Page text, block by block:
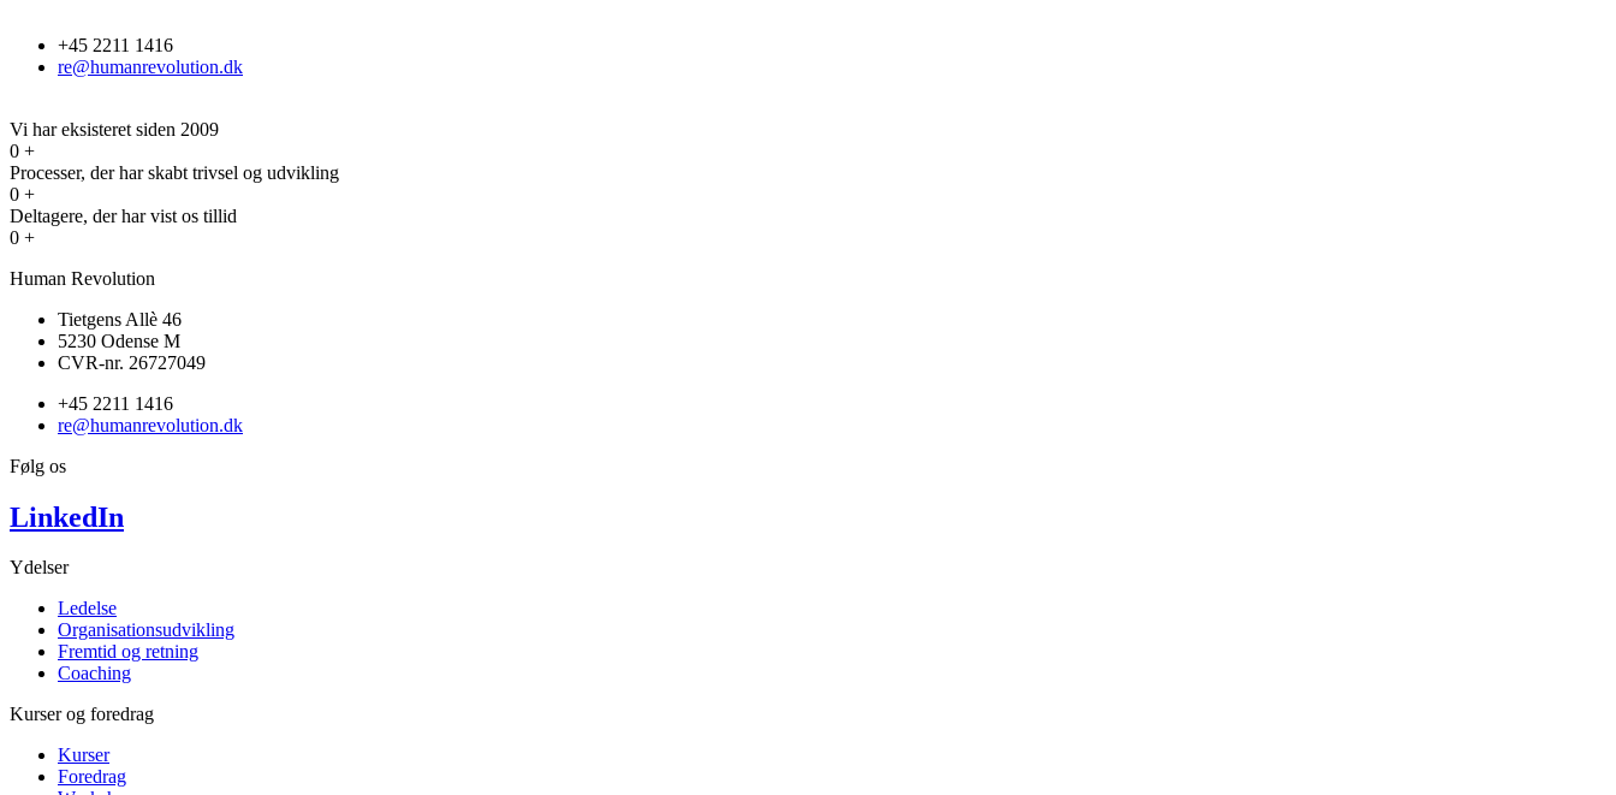
+45 2211 1416
re@humanrevolution.dk
Vi har eksisteret siden 2009
0 +
Processer, der har skabt trivsel og udvikling
0 +
Deltagere, der har vist os tillid
0 +
Human Revolution
Tietgens Allè 46
5230 Odense M
CVR-nr. 26727049
+45 2211 1416
re@humanrevolution.dk
Følg os
LinkedIn
Ydelser
Ledelse
Organisationsudvikling
Fremtid og retning
Coaching
Kurser og foredrag
Kurser
Foredrag